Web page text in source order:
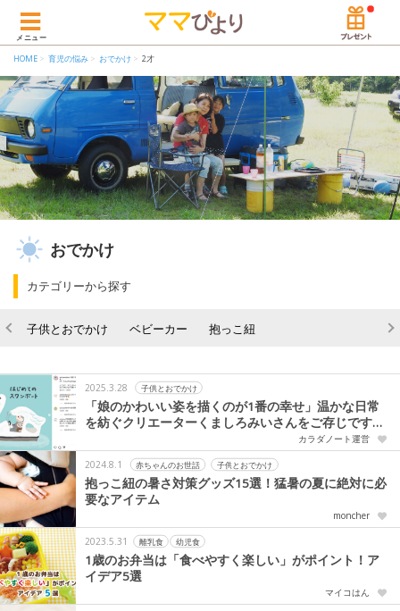
メニュー
HOME 育児の悩み おでかけ 2才
おでかけ
カテゴリーから探す
子供とおでかけ ベビーカー 抱っこ紐
2025.3.28 子供とおでかけ
「娘のかわいい姿を描くのが1番の幸せ」温かな日常
を紡ぐクリエーターくましろみいさんをご存じです
カラダノート運営
2024.8.1 赤ちゃんのお世話 子供とおでかけ
抱っこ紐の暑さ対策グッズ15選！猛暑の夏に絶対に必
要なアイテム
moncher
2023.5.31 離乳食 幼児食
1歳のお弁当は「食べやすく楽しい」がポイント！ア
イデア5選
マイコはん